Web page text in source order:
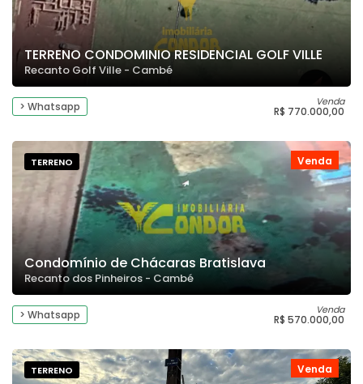
TERRENO CONDOMINIO RESIDENCIAL GOLF VILLE
Recanto Golf Ville - Cambé
> Whatsapp Venda
R$ 770.000,00
Venda
TERRENO
Condomínio de Chácaras Bratislava
Recanto dos Pinheiros - Cambé
> Whatsapp Venda
R$ 570.000,00
Venda
TERRENO